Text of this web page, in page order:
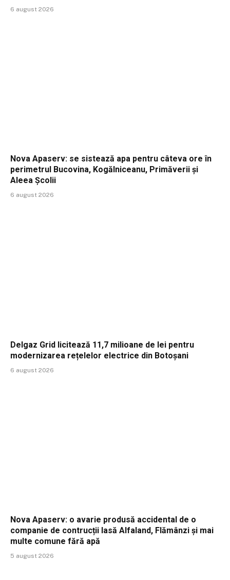
6 august 2026
Nova Apaserv: se sistează apa pentru câteva ore în
perimetrul Bucovina, Kogălniceanu, Primăverii și
Aleea Școlii
6 august 2026
Delgaz Grid licitează 11,7 milioane de lei pentru
modernizarea rețelelor electrice din Botoșani
6 august 2026
Nova Apaserv: o avarie produsă accidental de o
companie de contrucții lasă Alfaland, Flămânzi și mai
multe comune fără apă
5 august 2026